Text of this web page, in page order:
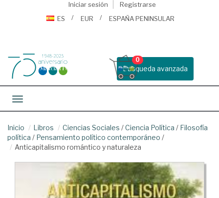
Iniciar sesión
Registrarse
ES
EUR ESPAÑA PENINSULAR
Busqueda avanzada
0
Toggle navigation
Inicio Libros Ciencias Sociales /Ciencia Política / Filosofía
política / Pensamiento político contemporáneo /
Anticapitalismo romántico y naturaleza